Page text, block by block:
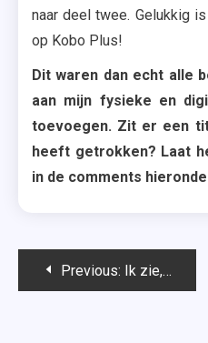
naar deel twee. Gelukkig
op Kobo Plus!
Dit waren dan echt alle
aan mijn fysieke en
toevoegen. Zit er een
heeft getrokken? Laat
in de comments
Bericht
Previous: Ik zie, ik zie… – Ellie Marney